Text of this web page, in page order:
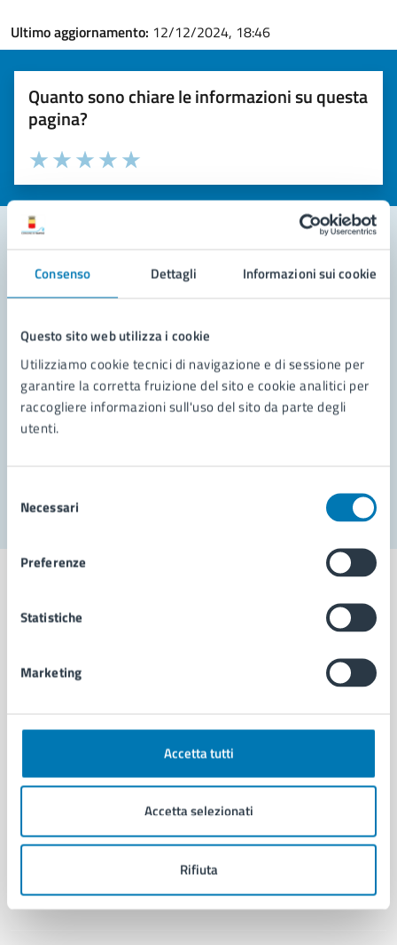
Consenso Dettagli Informazioni sui cookie
Questo sito web utilizza i cookie
Utilizziamo cookie tecnici di navigazione e di sessione per
garantire la corretta fruizione del sito e cookie analitici per
raccogliere informazioni sull'uso del sito da parte degli
utenti.
delNecessari
Preferenze
Statistiche
Marketing
Accetta tutti
Accetta selezionati
Rifiuta
Ultimo aggiornamento: 12/12/2024, 18:46
Quanto sono chiare le informazioni su questa
pagina?
Valuta la chiarezza delle informazioni (da 1 a 5 stelle)
Seleziona il numero di stelle per valutare la chiarezza delle
Valuta 5 stelle su 5
Valuta 4 stelle su 5
Valuta 3 stelle su 5
Valuta 2 stelle su 5
Valuta 1 stelle su 5
Contatta il comune
Richiedi assistenza
Prenota appuntamento
Problemi in città
Aree amministrative
Uffici
Politici
Intranet, posta aziendale e protocollo